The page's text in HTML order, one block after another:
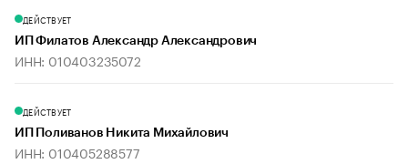
ДЕЙСТВУЕТ
ИП Филатов Александр Александрович
ИНН: 010403235072
ДЕЙСТВУЕТ
ИП Поливанов Никита Михайлович
ИНН: 010405288577